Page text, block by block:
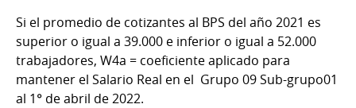
Si el promedio de cotizantes al BPS del año 2021 es
superior o igual a 39.000 e inferior o igual a 52.000
trabajadores, W4a = coeficiente aplicado para
mantener el Salario Real en el Grupo 09 Sub-grupo01
al 1° de abril de 2022.